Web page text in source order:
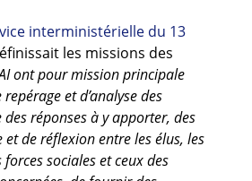
interministérielle du 13
les missions des
ont pour mission principale
et d’analyse des
des réponses à y apporter, des
de réflexion entre les élus, les
sociales et ceux des